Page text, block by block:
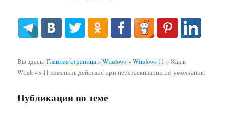
Вы здесь:Главная страница »Windows»Windows 11 »Как в
Windows 11 изменить действие при перетаскивании по умолчанию
Публикации по теме